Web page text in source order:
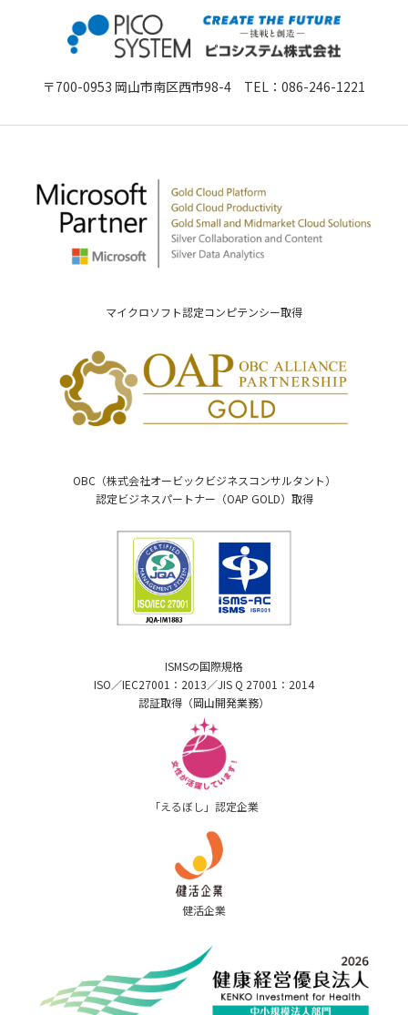
〒700-0953 岡山市南区西市98-4 TEL： 086-246-1221
マイクロソフト認定コンピテンシー取得
OBC（株式会社オービックビジネスコンサルタント）
認定ビジネスパートナー（OAP GOLD）取得
ISMSの国際規格
ISO／IEC27001：2013／JIS Q 27001：2014
認証取得（岡山開発業務）
「えるぼし」認定企業
健活企業